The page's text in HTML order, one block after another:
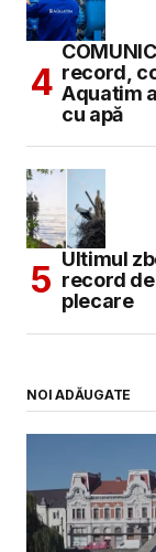
record,
Aquatim
cu apă
Ultimul
record
plecare
NOI ADĂUGATE